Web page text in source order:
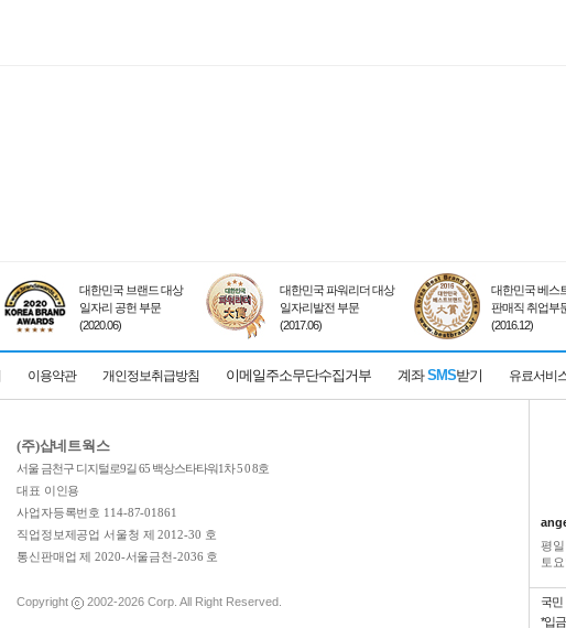
대한민국 브랜드 대상
일자리 공헌 부문
(2020.06)
대한민국 파워리더 대상
일자리발전 부문
(2017.06)
대한민국 베스
판매직 취업부
(2016.12)
이용약관 개인정보취급방침 이메일주소무단수집거부 계좌SMS받기 유료서비
(주)샵네트웍스
서울 금천구 디지털로9길 65 백상스타타워1차 5 0 8호
대표 이인용
사업자등록번호 114-87-01861
직업정보제공업 서울청 제 2012-30 호
통신판매업 제 2020-서울금천-2036 호
Copyright 2002-2026 Corp. All Right Reserved.
평
토
국민
*입